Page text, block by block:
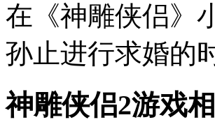
在《神雕侠侣》
孙止进行求婚的
神雕侠侣2游戏